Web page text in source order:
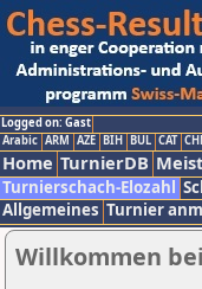
Logged on: Gast
Arabic ARM AZE BIH BUL CAT
Home TurnierDB
Turnierschach-Elozahl
Allgemeines Turnier
Willkommen